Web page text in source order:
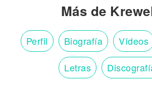
Más de
Perfil Biografía Vídeos
Letras